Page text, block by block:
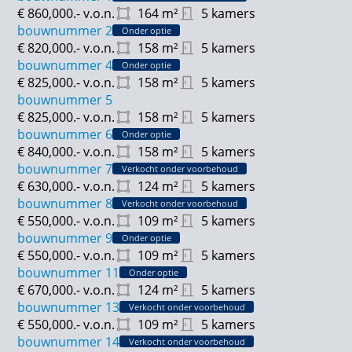
missen.
De verkoop is gestart, schrijf je in voor jouw
favorieten woningen tot en met 28 juni via de
projectwebsite hoven-aarlesche-erven. nl
164 m² 5 kamers
€ 860,000.-v.o.n.
bouwnummer 2
Onder optie
158 m² 5 kamers
€ 820,000.-v.o.n.
bouwnummer 4
Onder optie
158 m² 5 kamers
€ 825,000.-v.o.n.
bouwnummer 5
158 m² 5 kamers
€ 825,000.-v.o.n.
bouwnummer 6
Onder optie
158 m² 5 kamers
€ 840,000.-v.o.n.
bouwnummer 7
Verkocht onder voorbehoud
124 m² 5 kamers
€ 630,000.-v.o.n.
bouwnummer 8
Verkocht onder voorbehoud
109 m² 5 kamers
€ 550,000.-v.o.n.
bouwnummer 9
Onder optie
109 m² 5 kamers
€ 550,000.-v.o.n.
bouwnummer 11
Onder optie
124 m² 5 kamers
€ 670,000.-v.o.n.
bouwnummer 13
Verkocht onder voorbehoud
109 m² 5 kamers
€ 550,000.-v.o.n.
bouwnummer 14
Verkocht onder voorbehoud